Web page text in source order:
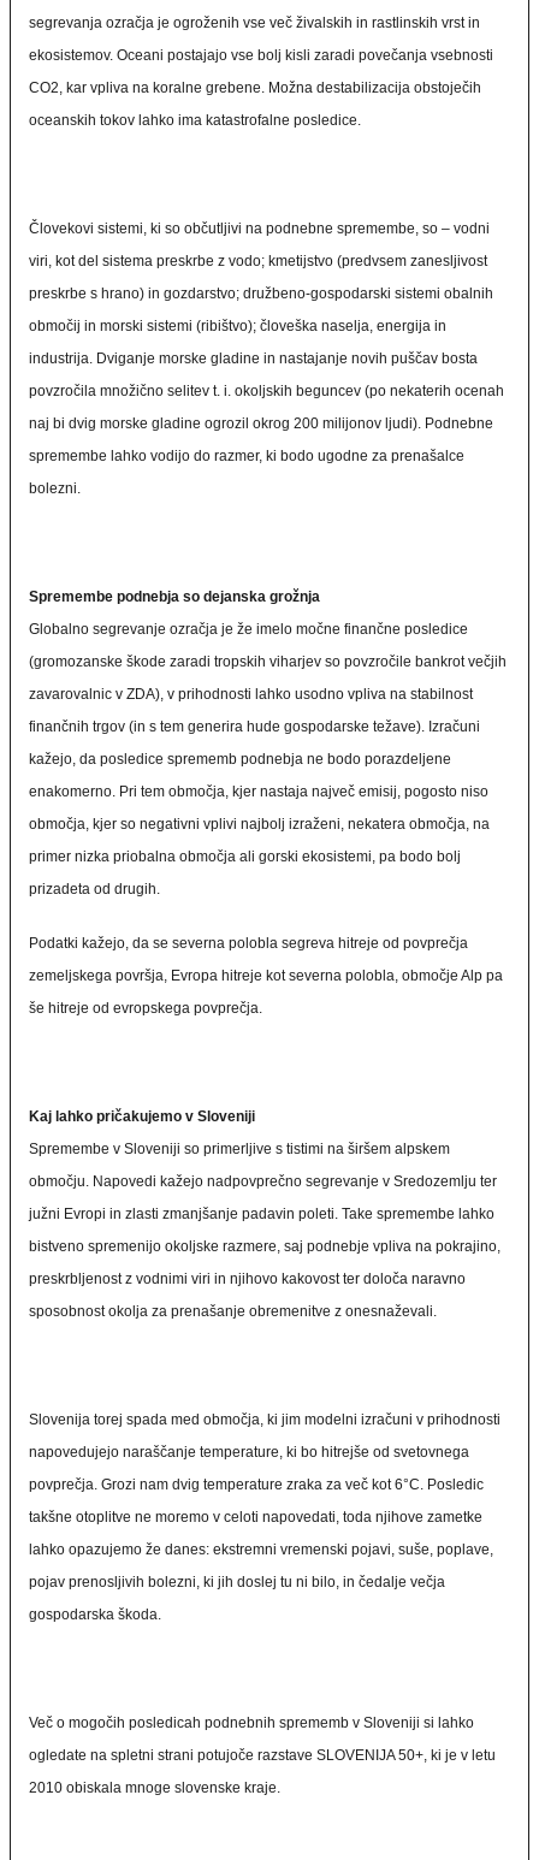
segrevanja ozračja je ogroženih vse več živalskih in rastlinskih vrst in
ekosistemov. Oceani postajajo vse bolj kisli zaradi povečanja vsebnosti
CO2, kar vpliva na koralne grebene. Možna destabilizacija obstoječih
oceanskih tokov lahko ima katastrofalne posledice.
Človekovi sistemi, ki so občutljivi na podnebne spremembe, so – vodni
viri, kot del sistema preskrbe z vodo; kmetijstvo (predvsem zanesljivost
preskrbe s hrano) in gozdarstvo; družbeno-gospodarski sistemi obalnih
območij in morski sistemi (ribištvo); človeška naselja, energija in
industrija. Dviganje morske gladine in nastajanje novih puščav bosta
povzročila množično selitev t. i. okoljskih beguncev (po nekaterih ocenah
naj bi dvig morske gladine ogrozil okrog 200 milijonov ljudi). Podnebne
spremembe lahko vodijo do razmer, ki bodo ugodne za prenašalce
bolezni.
Spremembe podnebja so dejanska grožnja
Globalno segrevanje ozračja je že imelo močne finančne posledice
(gromozanske škode zaradi tropskih viharjev so povzročile bankrot večjih
zavarovalnic v ZDA), v prihodnosti lahko usodno vpliva na stabilnost
finančnih trgov (in s tem generira hude gospodarske težave). Izračuni
kažejo, da posledice sprememb podnebja ne bodo porazdeljene
enakomerno. Pri tem območja, kjer nastaja največ emisij, pogosto niso
območja, kjer so negativni vplivi najbolj izraženi, nekatera območja, na
primer nizka priobalna območja ali gorski ekosistemi, pa bodo bolj
prizadeta od drugih.
Podatki kažejo, da se severna polobla segreva hitreje od povprečja
zemeljskega površja, Evropa hitreje kot severna polobla, območje Alp pa
še hitreje od evropskega povprečja.
Kaj lahko pričakujemo v Sloveniji
Spremembe v Sloveniji so primerljive s tistimi na širšem alpskem
območju. Napovedi kažejo nadpovprečno segrevanje v Sredozemlju ter
južni Evropi in zlasti zmanjšanje padavin poleti. Take spremembe lahko
bistveno spremenijo okoljske razmere, saj podnebje vpliva na pokrajino,
preskrbljenost z vodnimi viri in njihovo kakovost ter določa naravno
sposobnost okolja za prenašanje obremenitve z onesnaževali.
Slovenija torej spada med območja, ki jim modelni izračuni v prihodnosti
napovedujejo naraščanje temperature, ki bo hitrejše od svetovnega
povprečja. Grozi nam dvig temperature zraka za več kot 6°C. Posledic
takšne otoplitve ne moremo v celoti napovedati, toda njihove zametke
lahko opazujemo že danes: ekstremni vremenski pojavi, suše, poplave,
pojav prenosljivih bolezni, ki jih doslej tu ni bilo, in čedalje večja
gospodarska škoda.
Več o mogočih posledicah podnebnih sprememb v Sloveniji si lahko
ogledate na spletni strani potujoče razstave SLOVENIJA 50+, ki je v letu
2010 obiskala mnoge slovenske kraje.